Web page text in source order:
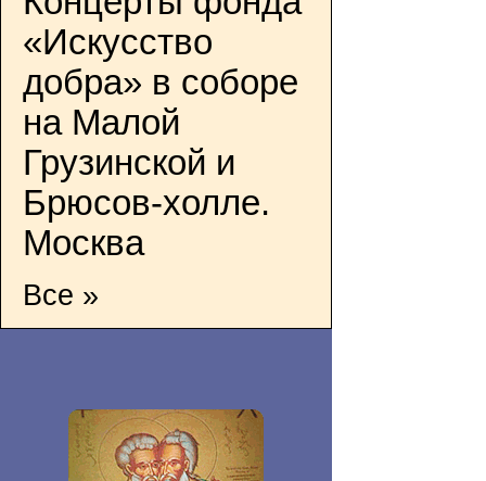
«Искусство
добра» в соборе
на Малой
Грузинской и
Брюсов-холле.
Москва
Все »